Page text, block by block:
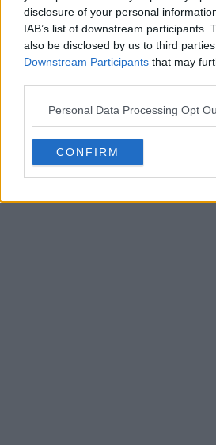
disclosure of your personal
IAB’s list of downstream participants.
also be disclosed by us to third
Downstream Participants that may
Personal Data Processing Opt
CONFIRM
Oltre alle scarpe F50 da campo,
anche un paio di scarpe da